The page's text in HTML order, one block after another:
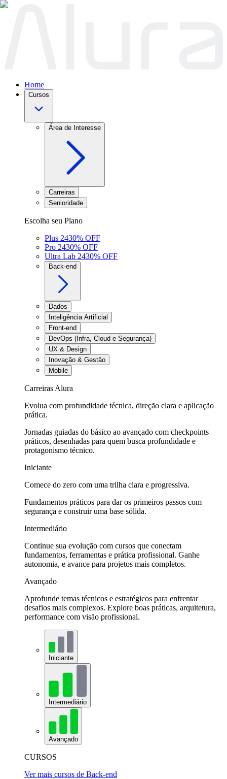
Home
Cursos
Área de Interesse
Carreiras
Senioridade
Escolha seu Plano
Plus 2430% OFF
Pro 2430% OFF
Ultra Lab 2430% OFF
Back-end
Dados
Inteligência Artificial
Front-end
DevOps (Infra, Cloud e Segurança)
UX & Design
Inovação & Gestão
Mobile
Carreiras Alura
Evolua com profundidade técnica, direção clara e aplicação
prática.
Jornadas guiadas do básico ao avançado com checkpoints
práticos, desenhadas para quem busca profundidade e
protagonismo técnico.
Iniciante
Comece do zero com uma trilha clara e progressiva.
Fundamentos práticos para dar os primeiros passos com
segurança e construir uma base sólida.
Intermediário
Continue sua evolução com cursos que conectam
fundamentos, ferramentas e prática profissional. Ganhe
autonomia, e avance para projetos mais completos.
Avançado
Aprofunde temas técnicos e estratégicos para enfrentar
desafios mais complexos. Explore boas práticas, arquitetura,
performance com visão profissional.
Iniciante
Intermediário
Avançado
CURSOS
Ver mais cursos de Back-end